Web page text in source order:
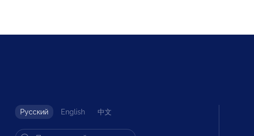
Русский English 中文